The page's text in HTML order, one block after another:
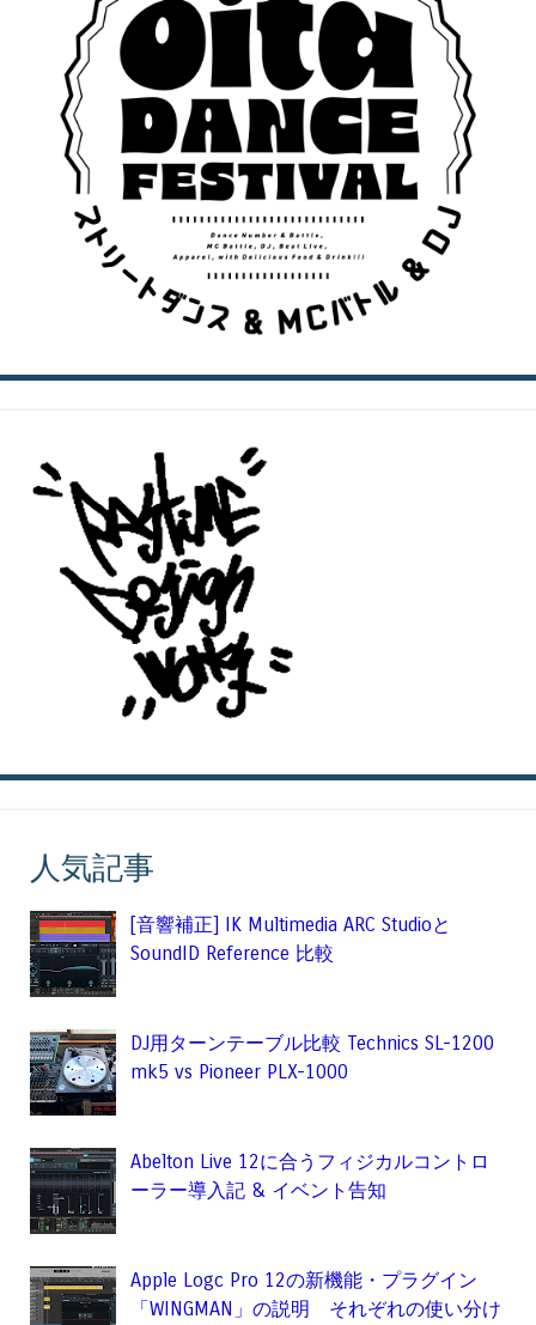
人気記事
[音響補正] IK Multimedia ARC Studioと
SoundID Reference 比較
DJ用ターンテーブル比較 Technics SL-1200
mk5 vs Pioneer PLX-1000
Abelton Live 12に合うフィジカルコントロ
ーラー導入記 & イベント告知
Apple Logc Pro 12の新機能・プラグイン
「WINGMAN」の説明 それぞれの使い分け